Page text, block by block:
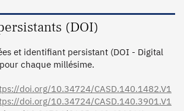
(DOI)
et identifiant persistant (DOI - Digital
chaque millésime.
doi.org/10.34724/CASD.140.1482.V1
doi.org/10.34724/CASD.140.3901.V1